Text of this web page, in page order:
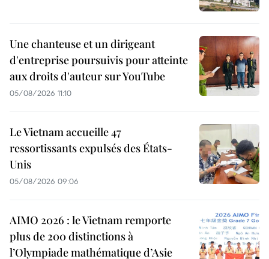
Une chanteuse et un dirigeant
d'entreprise poursuivis pour atteinte
aux droits d'auteur sur YouTube
05/08/2026 11:10
Le Vietnam accueille 47
ressortissants expulsés des États-
Unis
05/08/2026 09:06
AIMO 2026 : le Vietnam remporte
plus de 200 distinctions à
l’Olympiade mathématique d’Asie